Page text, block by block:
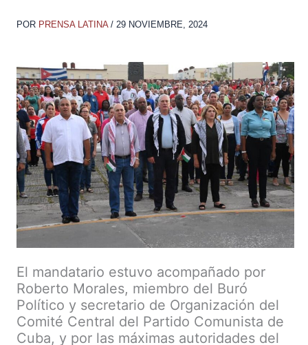
POR PRENSA LATINA / 29 NOVIEMBRE, 2024
El mandatario estuvo acompañado por
Roberto Morales, miembro del Buró
Político y secretario de Organización del
Comité Central del Partido Comunista de
Cuba, y por las máximas autoridades del